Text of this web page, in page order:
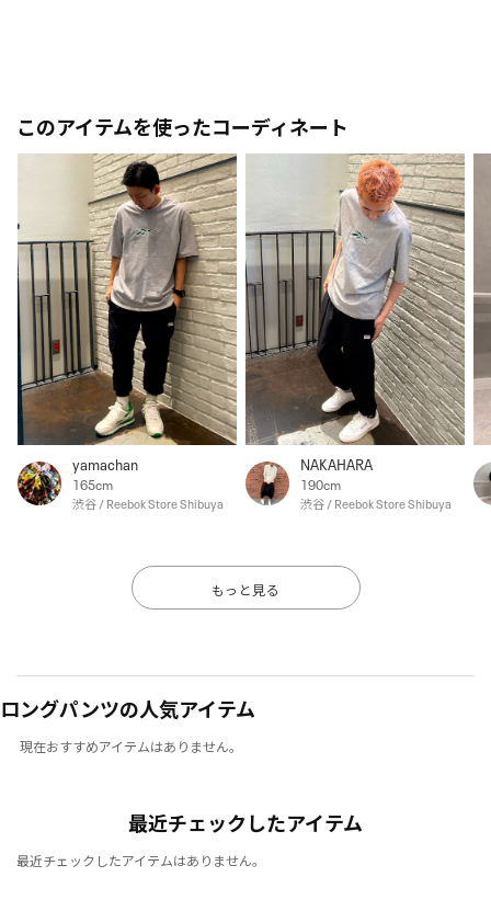
このアイテムを使ったコーディネート
yamachan
165cm
渋谷 / Reebok Store Shibuya
NAKAHARA
190cm
渋谷 / Reebok Store Shibuya
もっと見る
ロングパンツの人気アイテム
現在おすすめアイテムはありません。
最近チェックしたアイテム
最近チェックしたアイテムはありません。